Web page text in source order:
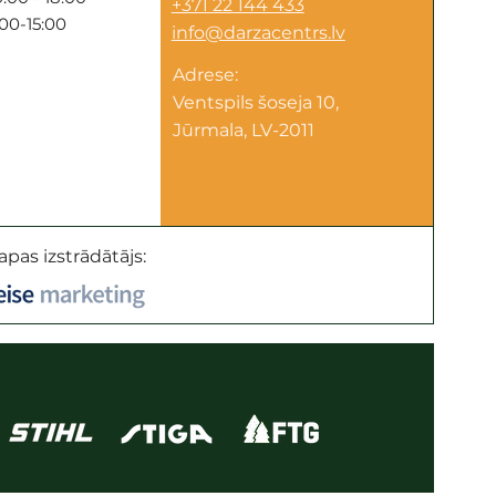
15:00
+371 22 144 433
info@darzacentrs.lv
Adrese:
Ventspils šoseja 10,
Jūrmala, LV-2011
izstrādātājs: